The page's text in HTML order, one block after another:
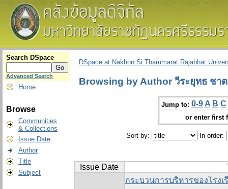
Search DSpace
Advanced Search
Home
Browse
Communities
& Collections
Issue Date
Author
Title
Subject
DSpace at Nakhon Si Thammarat Rajabhat
Browsing by Author วีระยุทธ ชา
Jump to: 0-9 A B C
or enter first
Sort by: In order:
Issue Date
กระบวนการบริหารของโรง